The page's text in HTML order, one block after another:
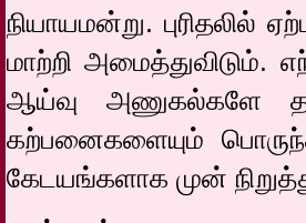
நியாயமன்று.
மாற்றி அமைத்துவிடும்.
ஆய்வு அணுகல்களே
கற்பனைகளையும்
கேடயங்களாக முன்